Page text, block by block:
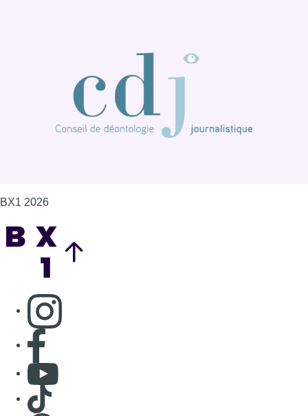
BX1 2026
Consulter page Instagram
Consulter page Facebook
Consulter Youtube
Consulter TikTok